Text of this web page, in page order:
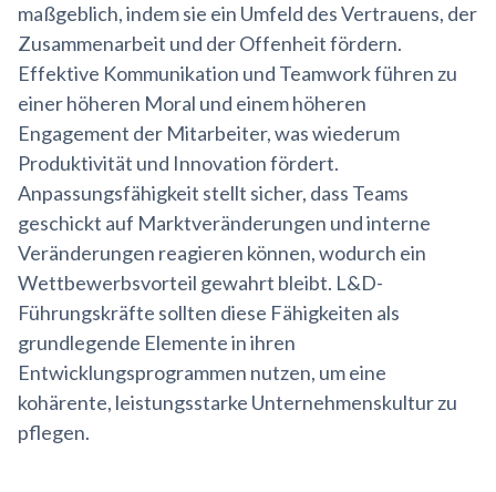
maßgeblich, indem sie ein Umfeld des Vertrauens, der
Zusammenarbeit und der Offenheit fördern.
Effektive Kommunikation und Teamwork führen zu
einer höheren Moral und einem höheren
Engagement der Mitarbeiter, was wiederum
Produktivität und Innovation fördert.
Anpassungsfähigkeit stellt sicher, dass Teams
geschickt auf Marktveränderungen und interne
Veränderungen reagieren können, wodurch ein
Wettbewerbsvorteil gewahrt bleibt. L&D-
Führungskräfte sollten diese Fähigkeiten als
grundlegende Elemente in ihren
Entwicklungsprogrammen nutzen, um eine
kohärente, leistungsstarke Unternehmenskultur zu
pflegen.